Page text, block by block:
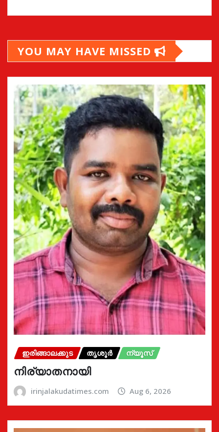
YOU MAY HAVE MISSED
ഇരിങ്ങാലക്കുട തൃശൂർ ന്യൂസ്
നിര്യാതനായി
irinjalakudatimes.com Aug 6, 2026